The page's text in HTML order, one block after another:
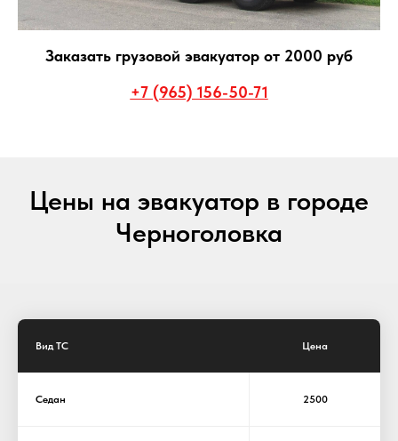
Заказать грузовой эвакуатор от 2000 руб
+7 (965) 156-50-71
Цены на эвакуатор в городе
Черноголовка
Вид ТС Цена
Седан 2500